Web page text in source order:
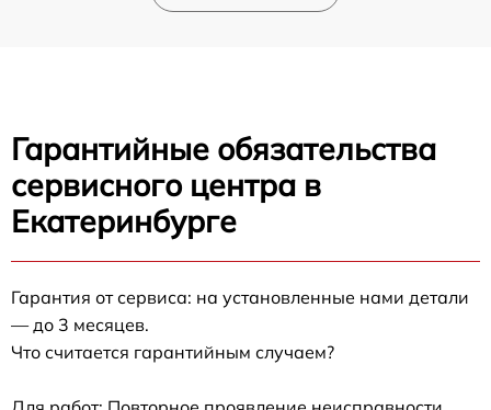
Гарантийные обязательства
сервисного центра в
Екатеринбурге
Гарантия от сервиса: на установленные нами детали
— до 3 месяцев.
Что считается гарантийным случаем?